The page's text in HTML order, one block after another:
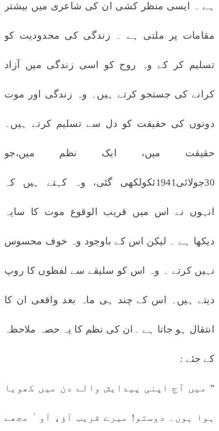
ہے ۔ ایسی منظر کشی ان کی شاعری میں بیشتر
مقامات پر ملتی ہے ۔ زندگی کی محدودیت کو
تسلیم کر کے وہ روح کو اسی زندگی میں آزاد
کرانے کی جستجو کرتے ہیں۔ وہ زندگی اور موت
دونوں کی حقیقت کو دل سے تسلیم کرتے ہیں۔
حقیقت میں، ایک نظم میں،جو
30جولائی1941ئکولکھی گئی، وہ کہتے ہیں کہ
انہوں نے اس میں قریب الوقوع موت کا سایہ
دیکھا ہے ۔ لیکن اس کے باوجود وہ خوف محسوس
نہیں کرتے ۔ وہ اس کو سلیقے سے لفظوں کا روپ
دیتے ہیں۔ اس کے چند ہی ماہ بعد واقعی ان کا
انتقال ہو جاتا ہے ۔ان کی نظم کا یہ حصہ ملاحظہ
کے جئے :
” میں آج اپنی پیدایش والے دن میں کھویا
ہوا ہوں۔ دوستو! میرے قریب آؤ، آو ٔ مجھے